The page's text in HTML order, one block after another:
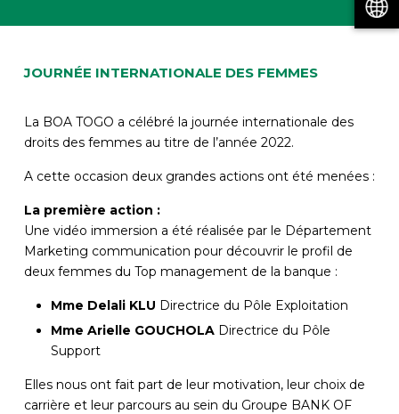
JOURNÉE INTERNATIONALE DES FEMMES
La BOA TOGO a célébré la journée internationale des
droits des femmes au titre de l’année 2022.
A cette occasion deux grandes actions ont été menées :
La première action :
Une vidéo immersion a été réalisée par le Département
Marketing communication pour découvrir le profil de
deux femmes du Top management de la banque :
Mme Delali KLU Directrice du Pôle Exploitation
Mme Arielle GOUCHOLADirectrice du Pôle
Support
Elles nous ont fait part de leur motivation, leur choix de
carrière et leur parcours au sein du Groupe BANK OF